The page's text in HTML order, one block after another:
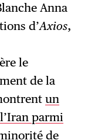
Anna
d’Axios,
le
de la
un
parmi
de